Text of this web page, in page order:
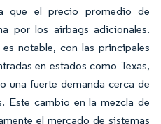
que el precio promedio de
por los airbags adicionales.
notable, con las principales
en estados como Texas,
una fuerte demanda cerca de
Este cambio en la mezcla de
el mercado de sistemas